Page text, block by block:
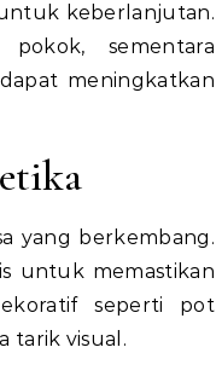
keberlanjutan.
sementara
meningkatkan
yang berkembang.
untuk memastikan
seperti pot
tarik visual.